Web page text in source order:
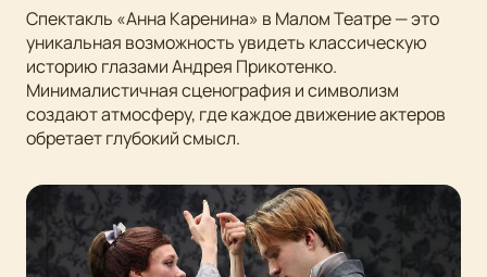
Спектакль «Анна Каренина» в Малом Театре — это
уникальная возможность увидеть классическую
историю глазами Андрея Прикотенко.
Минималистичная сценография и символизм
создают атмосферу, где каждое движение актеров
обретает глубокий смысл.